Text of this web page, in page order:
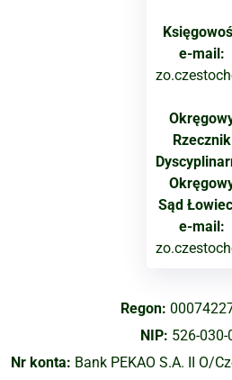
e-mail:
Rzecznik
Sąd
e-mail:
Regon:
NIP: 526-030-
Nr konta: Bank PEKAO S.A. II O/